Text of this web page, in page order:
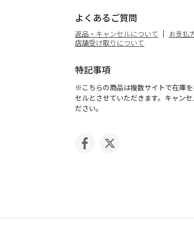
よくあるご質問
返品・キャンセルについて お支払
店舗受け取りについて
特記事項
※こちらの商品は複数サイトで在庫
セルとさせていただきます。キャン
ださい。